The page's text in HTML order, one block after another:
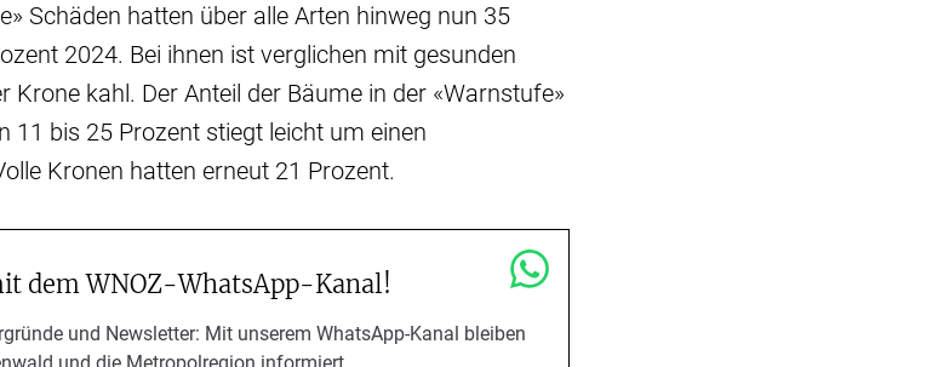
Schäden hatten über alle Arten hinweg nun 35
2024. Bei ihnen ist verglichen mit gesunden
Krone kahl. Der Anteil der Bäume in der «Warnstufe»
11 bis 25 Prozent stiegt leicht um einen
Kronen hatten erneut 21 Prozent.
dem WNOZ-WhatsApp-Kanal!
und Newsletter: Mit unserem WhatsApp-Kanal bleiben